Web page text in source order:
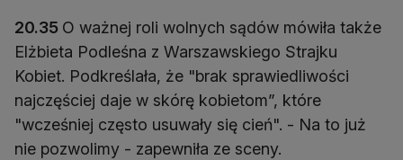
20.35 O ważnej roli wolnych sądów mówiła także
Elżbieta Podleśna z Warszawskiego Strajku
Kobiet. Podkreślała, że "brak sprawiedliwości
najczęściej daje w skórę kobietom”, które
"wcześniej często usuwały się cień". - Na to już
nie pozwolimy - zapewniła ze sceny.